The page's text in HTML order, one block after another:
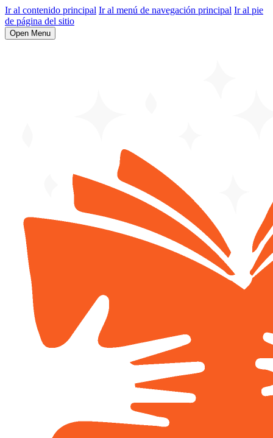
Ir al contenido principal Ir al menú de navegación principal Ir al pie
de página del sitio
Open Menu